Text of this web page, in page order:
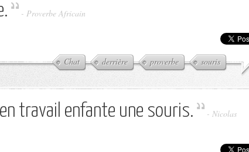
- Proverbe Africain
Chat derrière proverbe souris
travail enfante une souris. - Nicolas